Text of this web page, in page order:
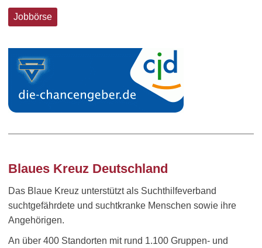
Jobbörse
Blaues Kreuz Deutschland
Das Blaue Kreuz unterstützt als Suchthilfeverband
suchtgefährdete und suchtkranke Menschen sowie ihre
Angehörigen.
An über 400 Standorten mit rund 1.100 Gruppen- und